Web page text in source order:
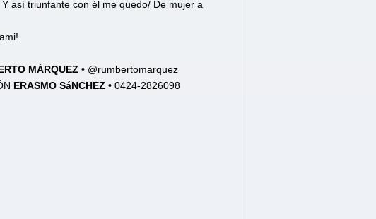
así triunfante con él me quedo/ De mujer a
MÁRQUEZ • @rumbertomarquez
ERASMO SáNCHEZ • 0424-2826098